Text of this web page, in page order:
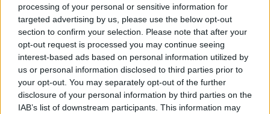
processing of your personal or sensitive information for
targeted advertising by us, please use the below opt-out
section to confirm your selection. Please note that after your
opt-out request is processed you may continue seeing
interest-based ads based on personal information utilized by
us or personal information disclosed to third parties prior to
your opt-out. You may separately opt-out of the further
disclosure of your personal information by third parties on the
IAB’s list of downstream participants. This information may
vuole fare le riforme e i magistrati che non la
vogliono? Non nasceranno mica da quel
conflitto lì? Perché sarebbe terribile a danno
dei cittadini. E i cittadini quindi sono
legittimati a chiedersi: ma cosa c'è sotto?”.
Giordano poi cita Luigi Li Gotti l’avvocato che
ha presentato l’esposto e che ha dato il via
all’indagine: “Un avvocato che ha difeso i